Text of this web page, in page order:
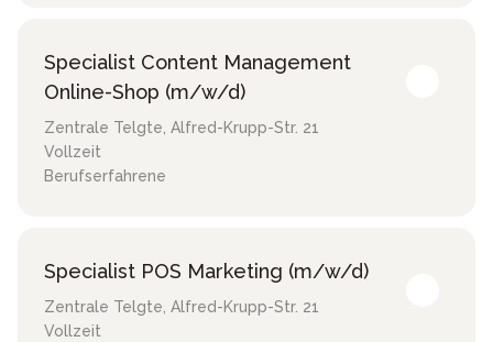
Specialist Content Management
Online-Shop (m/w/d)
Zentrale Telgte, Alfred-Krupp-Str. 21
Vollzeit
Berufserfahrene
Specialist POS Marketing (m/w/d)
Zentrale Telgte, Alfred-Krupp-Str. 21
Vollzeit